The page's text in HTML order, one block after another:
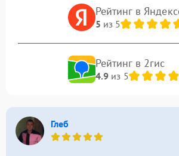
Рейтинг в
5 из 5
Рейтинг в 2гис
4.9из 5
Глеб